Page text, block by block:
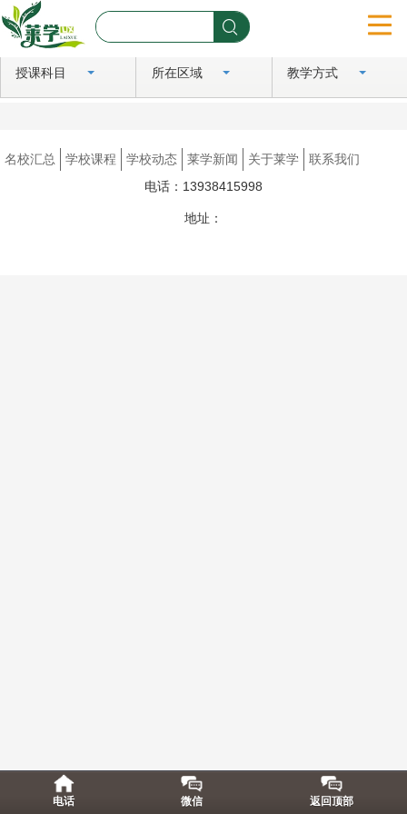
首页
学校课程
授课科目 所在区域 教学方式
名校汇总 学校课程 学校动态 莱学新闻 关于莱学
联系我们
电话：13938415998
地址：
电话 微信 返回顶部